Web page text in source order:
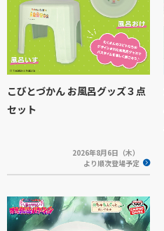
こびとづかん お風呂グッズ３点
セット
2026年8月6日（木）
より順次登場予定